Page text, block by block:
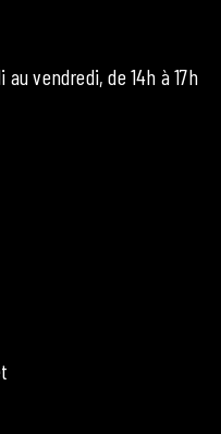
au vendredi, de 14h à 17h